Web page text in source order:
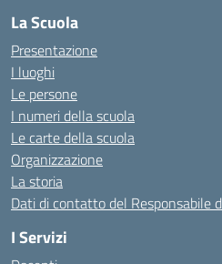
La Scuola
Presentazione
I luoghi
Le persone
I numeri della scuola
Le carte della scuola
Organizzazione
La storia
Dati di contatto del Responsabile
I Servizi